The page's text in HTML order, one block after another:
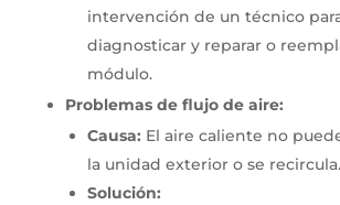
intervención de un técnico
diagnosticar y reparar o
módulo.
Problemas de flujo de aire:
Causa: El aire caliente no
la unidad exterior o se recircula.
Solución: